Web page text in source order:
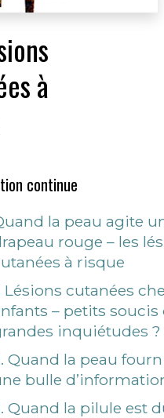
à
continue
la peau agite
rouge – les
à risque
Lésions cutanées
– petits soucis
inquiétudes ?
Quand la peau
bulle
Quand la pilule est